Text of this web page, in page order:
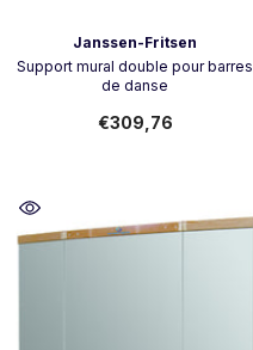
Vendeur:Janssen-Fritsen
Support mural double pour barres
de danse
€309,76